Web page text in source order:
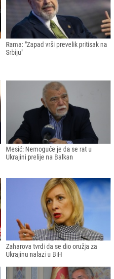
Rama: "Zapad vrši prevelik pritisak na
Srbiju"
Mesić: Nemoguće je da se rat u
Ukrajini prelije na Balkan
Zaharova tvrdi da se dio oružja za
Ukrajinu nalazi u BiH